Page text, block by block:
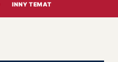
INNY TEMAT